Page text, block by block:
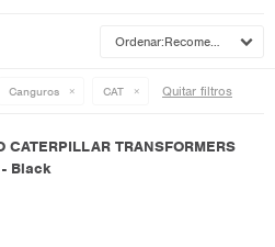
Recomendados
Canguros CAT Quitar filtros
CATERPILLAR TRANSFORMERS
- Black